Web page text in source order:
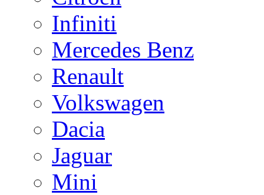
Infiniti
Mercedes Benz
Renault
Volkswagen
Dacia
Jaguar
Mini